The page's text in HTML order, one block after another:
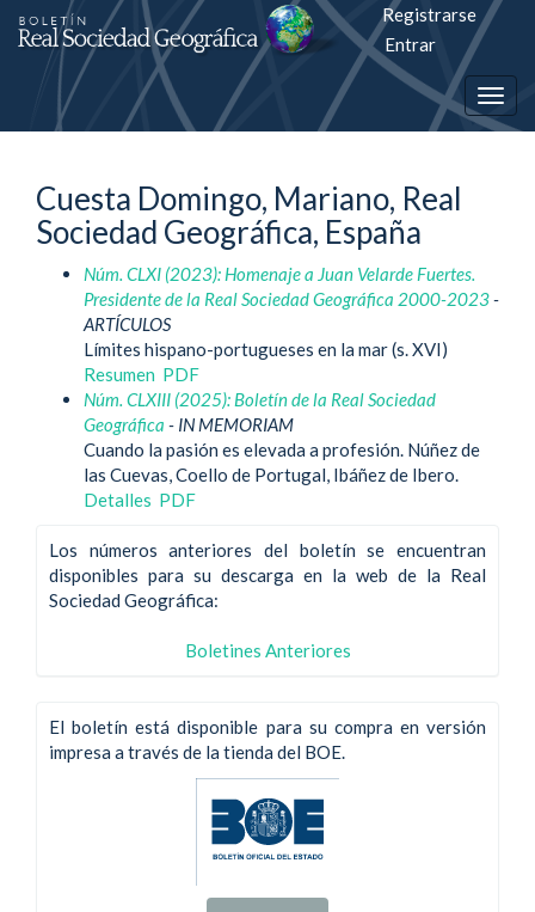
Salto
rápiso
a
página
de
contenido
Navegación
principal
Contenido
principal
Barra
lateral
Registrarse
Entrar
Cuesta Domingo, Mariano, Real
Sociedad Geográfica, España
Núm. CLXI (2023): Homenaje a Juan Velarde Fuertes.
Presidente de la Real Sociedad Geográfica 2000-2023-
ARTÍCULOS
Límites hispano-portugueses en la mar (s. XVI)
Resumen PDF
Núm. CLXIII (2025): Boletín de la Real Sociedad
Geográfica - IN MEMORIAM
Cuando la pasión es elevada a profesión. Núñez de
las Cuevas, Coello de Portugal, Ibáñez de Ibero.
Detalles PDF
Los números anteriores del boletín se encuentran
disponibles para su descarga en la web de la Real
Sociedad Geográfica:
Boletines Anteriores
El boletín está disponible para su compra en versión
impresa a través de la tienda del BOE.